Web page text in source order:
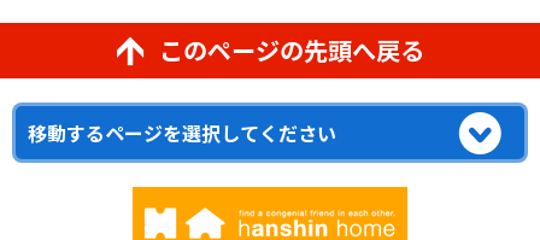
このページの先頭へ戻る